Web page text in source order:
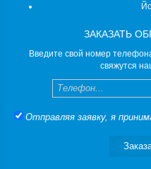
ЗАКАЗАТЬ
Введите свой номер
свяжутся
Телефон
Отправляя заявку, я